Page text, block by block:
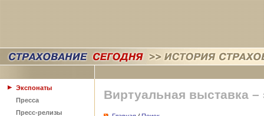
Экспонаты
Пресса
Пресс-релизы
Виртуальная выставка –